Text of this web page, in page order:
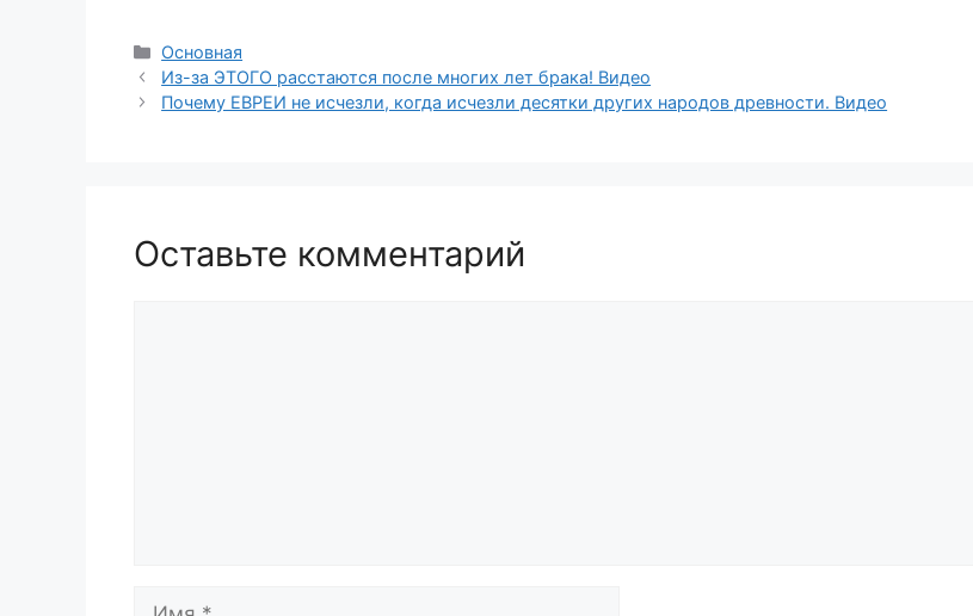
Рубрики
Основная
Из-за ЭТОГО расстаются после многих лет брака! Видео
Почему ЕВРЕИ не исчезли, когда исчезли десятки других народов древности. Видео
Оставьте комментарий
Имя